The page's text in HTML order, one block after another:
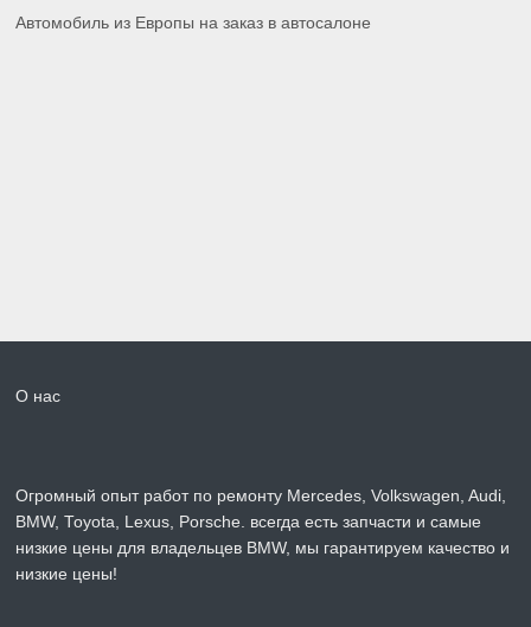
Автомобиль из Европы на заказ в автосалоне
О нас
Огромный опыт работ по ремонту Mercedes, Volkswagen, Audi,
BMW, Toyota, Lexus, Porsche. всегда есть запчасти и самые
низкие цены для владельцев BMW, мы гарантируем качество и
низкие цены!